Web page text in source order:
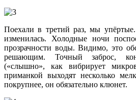
Поехали в третий раз, мы упёртые.
изменилась. Холодные ночи
прозрачности воды. Видимо, это
решающим. Точный заброс,
(«слышно», как вибрирует
приманкой выходят несколько
покрупнее, он обязательно клюнет.